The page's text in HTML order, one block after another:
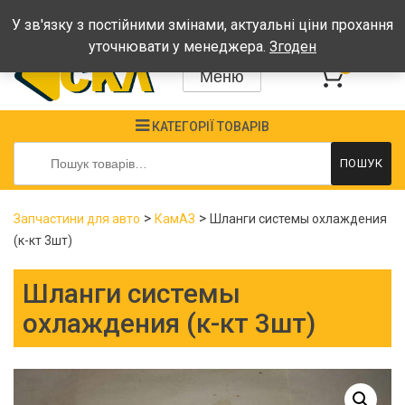
Графік: Пн-Пт: 08:00-17:00, Сб-Нд - вихідні
Меню
КАТЕГОРІЇ ТОВАРІВ
Шукати:
ПОШУК
Запчастини для авто > КамАЗ > Шланги системы охлаждения
(к-кт 3шт)
Шланги системы
охлаждения (к-кт 3шт)
У зв'язку з постійними змінами, актуальні ціни прохання
уточнювати у менеджера. Згоден